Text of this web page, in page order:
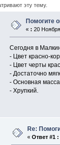
эту тему.
Помогите
« : 20
Сегодня в
- Цвет красно-
- Цвет черты
- Достаточно
- Основная
- Хрупкий.
Re:
«Ответ #1 :